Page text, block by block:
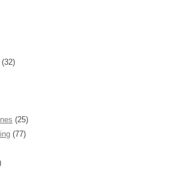
(32)
(25)
(77)